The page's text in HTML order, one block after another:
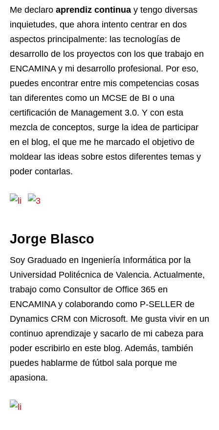
Me declaro aprendiz continua y tengo diversas
inquietudes, que ahora intento centrar en dos
aspectos principalmente: las tecnologías de
desarrollo de los proyectos con los que trabajo en
ENCAMINA y mi desarrollo profesional. Por eso,
puedes encontrar entre mis competencias cosas
tan diferentes como un MCSE de BI o una
certificación de Management 3.0. Y con esta
mezcla de conceptos, surge la idea de participar
en el blog, el que me he marcado el objetivo de
moldear las ideas sobre estos diferentes temas y
poder contarlas.
Jorge Blasco
Soy Graduado en Ingeniería Informática por la
Universidad Politécnica de Valencia. Actualmente,
trabajo como Consultor de Office 365 en
ENCAMINA y colaborando como P-SELLER de
Dynamics CRM con Microsoft. Me gusta vivir en un
continuo aprendizaje y sacarlo de mi cabeza para
poder escribirlo en este blog. Además, también
puedes hablarme de fútbol sala porque me
apasiona.